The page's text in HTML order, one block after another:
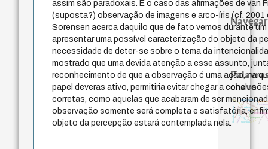
assim são paradoxais. É o caso das afirmações de van
(suposta?) observação de imagens e arco-íris (cf. 2001
Sorensen acerca daquilo que de fato vemos durante
apresentar uma possível caracterização do objeto da
necessidade de deter-se sobre o tema da
mostrado que uma devida atenção a esse assunto,
reconhecimento de que a observação é uma ação, na
papel deveras ativo, permitiria evitar chegar a
corretas, como aquelas que acabaram de ser
observação somente será completa e satisfatória,
objeto da percepção estará contemplada nela.
Navegar
chave
fundamentalismo
jacobi
protágoras
experiência temporal
metafísica do tempo géneroidade
intolerância
homem-medida
j.c.m. neto
palavra
perdón
leyes
violencia
guayaquil
logos
direito romano
lei
filosofia francesa desejo
papel da
sacrifício
bataille mind